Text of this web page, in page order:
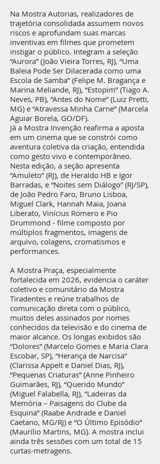
Na Mostra Autorias, realizadores de
trajetória consolidada assumem novos
riscos e aprofundam suas marcas
inventivas em filmes que prometem
instigar o público. Integram a seleção
“Aurora” (João Vieira Torres, RJ), “Uma
Baleia Pode Ser Dilacerada como uma
Escola de Samba” (Felipe M. Bragança e
Marina Meliande, RJ), “Estopim” (Tiago A.
Neves, PB), “Antes do Nome” (Luiz Pretti,
MG) e “Atravessa Minha Carne” (Marcela
Aguiar Borela, GO/DF).
Já a Mostra Invenção reafirma a aposta
em um cinema que se constrói como
aventura coletiva da criação, entendida
como gesto vivo e contemporâneo.
Nesta edição, a seção apresenta
“Amuleto” (RJ), de Heraldo HB e Igor
Barradas, e “Noites sem Diálogo” (RJ/SP),
de João Pedro Faro, Bruno Lisboa,
Miguel Clark, Hannah Maia, Joana
Liberato, Vinícius Romero e Pio
Drummond - filme composto por
múltiplos fragmentos, imagens de
arquivo, colagens, cromatismos e
performances.
A Mostra Praça, especialmente
fortalecida em 2026, evidencia o caráter
coletivo e comunitário da Mostra
Tiradentes e reúne trabalhos de
comunicação direta com o público,
muitos deles assinados por nomes
conhecidos da televisão e do cinema de
maior alcance. Os longas exibidos são
“Dolores” (Marcelo Gomes e Maria Clara
Escobar, SP), “Herança de Narcisa”
(Clarissa Appelt e Daniel Dias, RJ),
“Pequenas Criaturas” (Anne Pinheiro
Guimarães, RJ), “Querido Mundo”
(Miguel Falabella, RJ), “Ladeiras da
Memória – Paisagens do Clube da
Esquina” (Raabe Andrade e Daniel
Caetano, MG/RJ) e “O Último Episódio”
(Maurílio Martins, MG). A mostra inclui
ainda três sessões com um total de 15
curtas-metragens.